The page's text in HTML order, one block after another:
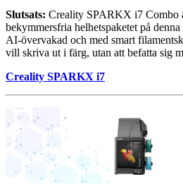
Slutsats: Creality SPARKX i7 Combo
bekymmersfria helhetspaketet på
AI-övervakad och med smart
vill skriva ut i färg, utan att befatta sig
Creality SPARKX i7